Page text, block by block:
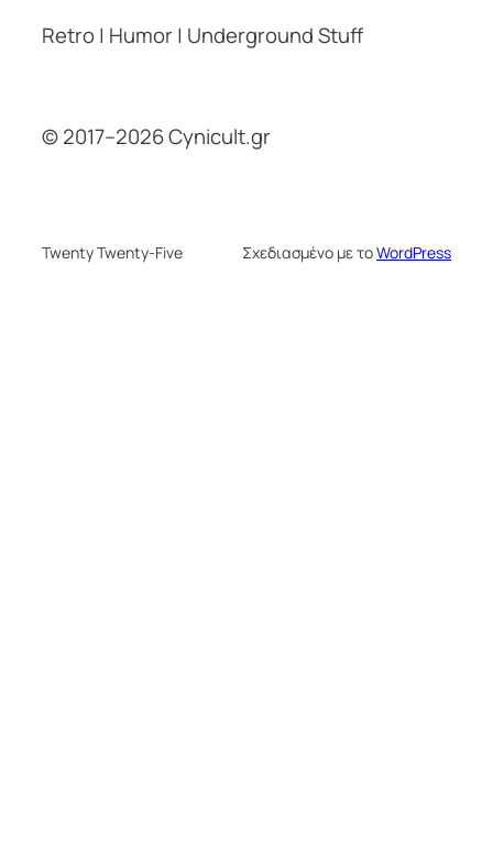
Retro | Humor | Underground Stuff
© 2017–2026 Cynicult.gr
Twenty Twenty-Five Σχεδιασμένο με τοWordPress